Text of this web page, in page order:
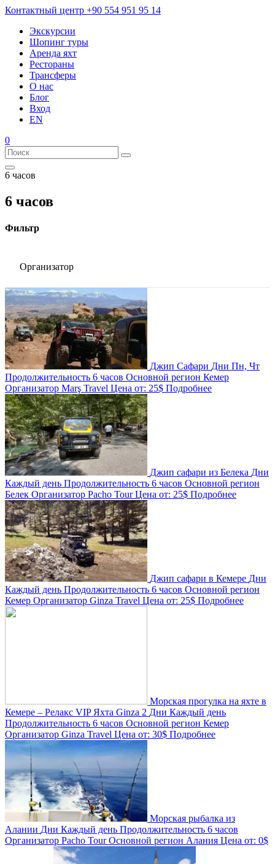
Контактный центр +90 554 951 95 14
Экскурсии
Шопинг туры
Аренда яхт
Рестораны
Трансферы
О нас
Блог
Вход
EN
0
6 часов
6 часов
Фильтр
Организатор
Джип Сафари Дни Пн, Чт
Продолжительность 6 часов Основной регион Кемер
Организатор Marş Travel Цена от: 25$ Подробнее
Джип сафари из Белека Дни
Каждый день Продолжительность 6 часов Основной регион
Белек Организатор Pacho TourЦена от: 25$ Подробнее
Джип сафари в Кемере Дни
Каждый день Продолжительность 6 часов Основной регион
Кемер Организатор Ginza Travel Цена от: 25$ Подробнее
Морская прогулка на яхте в
Кемере – Релакс VIP Яхта Ginza 2 Дни Каждый день
Продолжительность 6 часов Основной регион Кемер
Организатор Ginza Travel Цена от: 30$ Подробнее
Морская рыбалка из
Алании Дни Каждый день Продолжительность 6 часов
Организатор Pacho TourОсновной регион Алания Цена от: 0$